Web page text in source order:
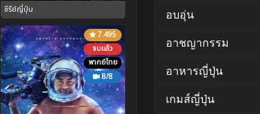
ซีรีย์ญี่ปุ่น
7.495
จบแล้ว
พากย์ไทย
8/8
อบอุ่น
อาชญากรรม
อาหารญี่ปุ่น
เกมส์ญี่ปุ่น